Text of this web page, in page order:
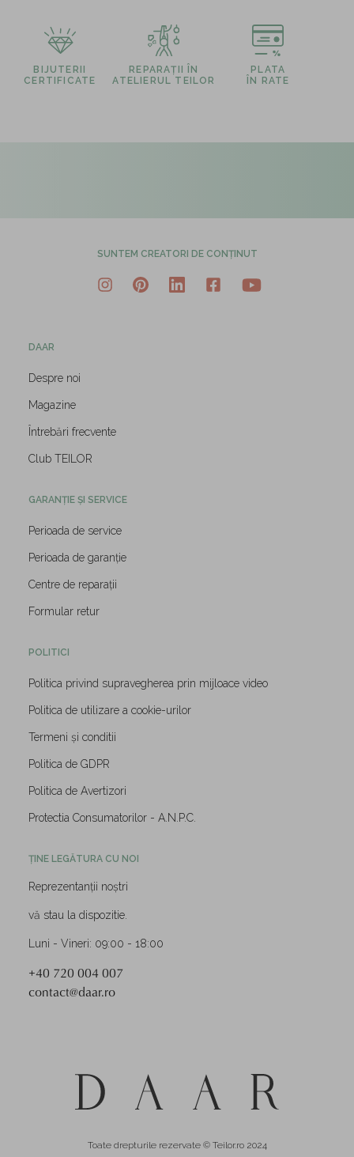
BIJUTERII
CERTIFICATE
REPARAȚII ÎN
ATELIERUL TEILOR
PLATA
ÎN RATE
SUNTEM CREATORI DE CONȚINUT
DAAR
Despre noi
Magazine
Întrebări frecvente
Club TEILOR
GARANȚIE ȘI SERVICE
Perioada de service
Perioada de garanție
Centre de reparații
Formular retur
POLITICI
Politica privind supravegherea prin mijloace video
Politica de utilizare a cookie-urilor
Termeni și conditii
Politica de GDPR
Politica de Avertizori
Protectia Consumatorilor - A.N.P.C.
ȚINE LEGĂTURA CU NOI
Reprezentanții noștri
vă stau la dispozitie.
Luni - Vineri: 09:00 - 18:00
+40 720 004 007
contact@daar.ro
Toate drepturile rezervate © Teilor.ro 2024